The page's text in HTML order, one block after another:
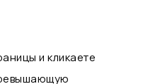
и кликаете